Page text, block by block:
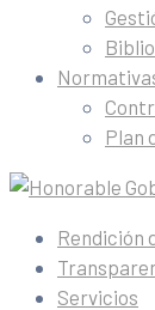
Plan
Rendición
Servicios